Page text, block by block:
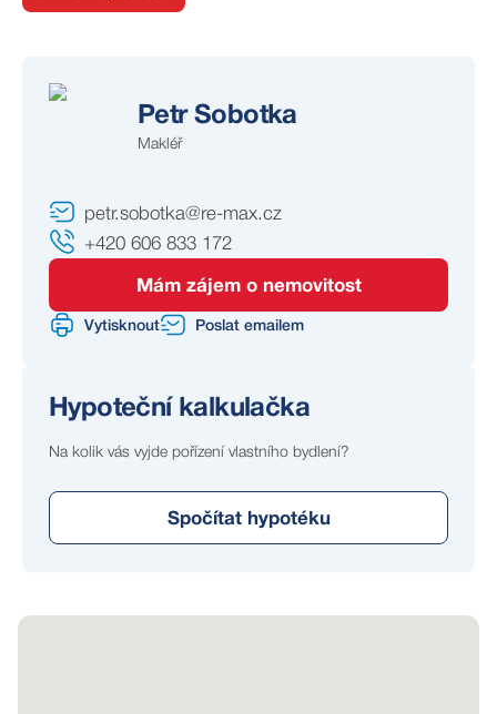
Petr Sobotka
Makléř
petr.sobotka@re-max.cz
+420 606 833 172
Mám zájem o nemovitost
Vytisknout Poslat emailem
Hypoteční kalkulačka
Na kolik vás vyjde pořízení vlastního bydlení?
Spočítat hypotéku